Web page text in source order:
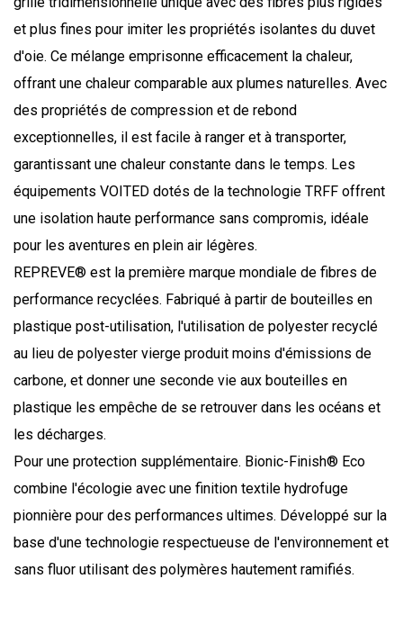
et plus fines pour imiter les propriétés isolantes du duvet
d'oie. Ce mélange emprisonne efficacement la chaleur,
offrant une chaleur comparable aux plumes naturelles. Avec
des propriétés de compression et de rebond
exceptionnelles, il est facile à ranger et à transporter,
garantissant une chaleur constante dans le temps. Les
équipements VOITED dotés de la technologie TRFF offrent
une isolation haute performance sans compromis, idéale
pour les aventures en plein air légères.
REPREVE® est la première marque mondiale de fibres de
performance recyclées. Fabriqué à partir de bouteilles en
plastique post-utilisation, l'utilisation de polyester recyclé
au lieu de polyester vierge produit moins d'émissions de
carbone, et donner une seconde vie aux bouteilles en
plastique les empêche de se retrouver dans les océans et
les décharges.
Pour une protection supplémentaire. Bionic-Finish® Eco
combine l'écologie avec une finition textile hydrofuge
pionnière pour des performances ultimes. Développé sur la
base d'une technologie respectueuse de l'environnement et
sans fluor utilisant des polymères hautement ramifiés.